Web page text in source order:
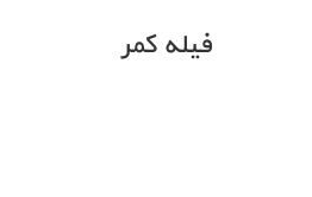
فیله کمر